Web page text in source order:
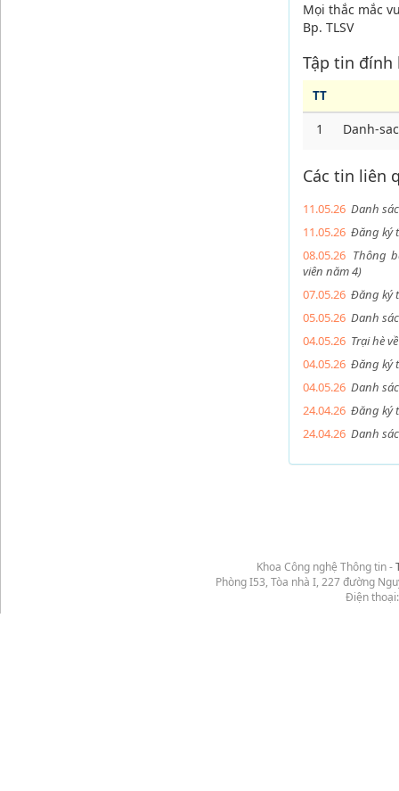
Mọi thắc mắc
Bp. TLSV
Tập tin đính
TT
1 Danh-
Các tin liên
11.05.26 Danh
11.05.26 Đăng ký
08.05.26 Thông
viên năm 4)
07.05.26 Đăng ký
05.05.26 Danh
04.05.26 Trại hè
04.05.26 Đăng ký
04.05.26 Danh
24.04.26 Đăng ký
24.04.26 Danh
Khoa Công nghệ Thông tin -
Phòng I53, Tòa nhà I, 227 đường
Điện